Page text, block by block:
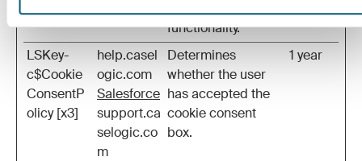
functionality.
LSKey-
c$Cookie
ConsentP
olicy [x3]
help.casel
ogic.com
Salesforce
support.ca
selogic.co
m
Determines
whether the user
has accepted the
cookie consent
box.
1 year